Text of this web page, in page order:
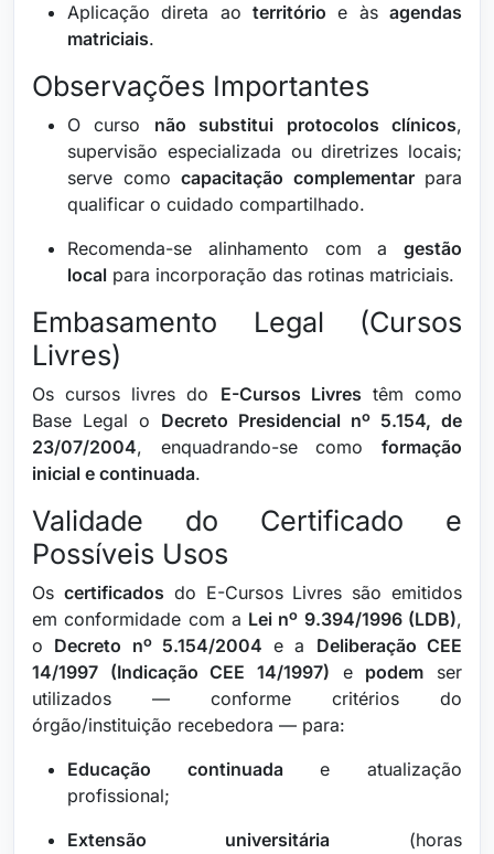
Aplicação direta ao território e às agendas
matriciais.
Observações Importantes
O curso não substitui protocolos clínicos,
supervisão especializada ou diretrizes locais;
serve como capacitação complementarpara
qualificar o cuidado compartilhado.
Recomenda-se alinhamento com a gestão
local para incorporação das rotinas matriciais.
Embasamento Legal (Cursos
Livres)
Os cursos livres do E-Cursos Livres têm como
Base Legal o Decreto Presidencial nº 5.154, de
23/07/2004, enquadrando-se como formação
inicial e continuada.
Validade do Certificado e
Possíveis Usos
Os certificados do E-Cursos Livres são emitidos
em conformidade com a Lei nº 9.394/1996 (LDB),
o Decreto nº 5.154/2004 e a Deliberação CEE
14/1997 (Indicação CEE 14/1997) e podem ser
utilizados — conforme critérios do
órgão/instituição recebedora — para:
Educação continuadae atualização
profissional;
Extensão universitária (horas